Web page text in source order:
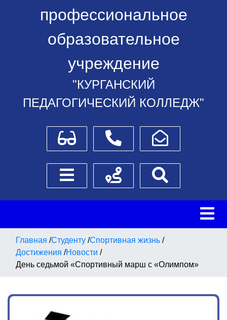
профессиональное
образовательное
учреждение
"КУРГАНСКИЙ
ПЕДАГОГИЧЕСКИЙ КОЛЛЕДЖ"
Для слабовидящихТелефоныНаписать обращение
Боковое менюСхема проезда
Главная /Студенту /Спортивная жизнь /
Достижения /Новости /
День седьмой «Спортивный марш с «Олимпом»